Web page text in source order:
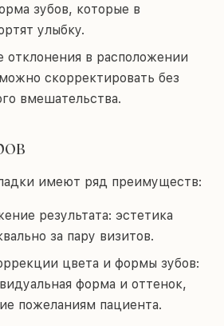
зубов, которые в
улыбку.
отклонения в расположении
скорректировать без
вмешательства.
имеют ряд преимуществ:
результата: эстетика
за пару визитов.
цвета и формы зубов:
форма и оттенок,
пожеланиям пациента.